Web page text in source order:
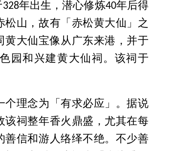
年出生，潜心修炼40年后得
山，故有「赤松黄大仙」之
黄大仙宝像从广东来港，并于
园和兴建黄大仙祠。该祠于
个理念为「有求必应」。据说
祠整年香火鼎盛，尤其在每
信和游人络绎不绝。不少善